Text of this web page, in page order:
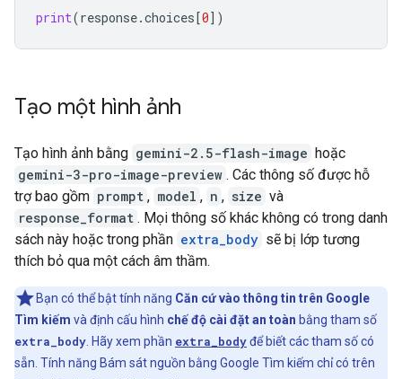
print(response.choices[0])
Tạo một hình ảnh
Tạo hình ảnh bằng gemini-2.5-flash-image hoặc
gemini-3-pro-image-preview . Các thông số được hỗ
trợ bao gồm prompt , model , n , size và
response_format . Mọi thông số khác không có trong danh
sách này hoặc trong phần extra_body sẽ bị lớp tương
thích bỏ qua một cách âm thầm.
Bạn có thể bật tính năng Căn cứ vào thông tin trên Google
Tìm kiếm và định cấu hình chế độ cài đặt an toàn bằng tham số
extra_body . Hãy xem phần extra_bodyđể biết các tham số có
sẵn. Tính năng Bám sát nguồn bằng Google Tìm kiếm chỉ có trên